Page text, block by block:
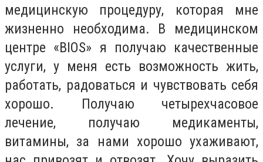
медицинскую процедуру, которая мне
жизненно необходима. В медицинском
центре «BIOS» я получаю качественные
услуги, у меня есть возможность жить,
работать, радоваться и чувствовать себя
хорошо. Получаю четырехчасовое
лечение, получаю медикаменты,
витамины, за нами хорошо ухаживают,